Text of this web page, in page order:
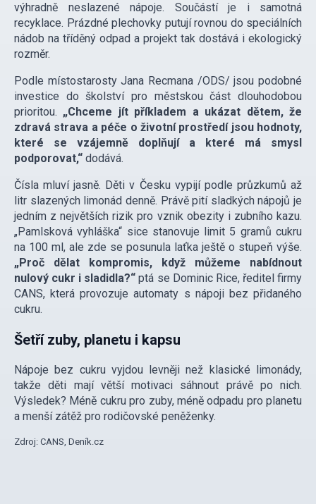
výhradně neslazené nápoje. Součástí je i samotná
recyklace. Prázdné plechovky putují rovnou do speciálních
nádob na tříděný odpad a projekt tak dostává i ekologický
rozměr.
Podle místostarosty Jana Recmana /ODS/ jsou podobné
investice do školství pro městskou část dlouhodobou
prioritou. „Chceme jít příkladem a ukázat dětem, že
zdravá strava a péče o životní prostředí jsou hodnoty,
které se vzájemně doplňují a které má smysl
podporovat,“ dodává.
Čísla mluví jasně. Děti v Česku vypijí podle průzkumů až
litr slazených limonád denně. Právě pití sladkých nápojů je
jedním z největších rizik pro vznik obezity i zubního kazu.
„Pamlsková vyhláška“ sice stanovuje limit 5 gramů cukru
na 100 ml, ale zde se posunula laťka ještě o stupeň výše.
„Proč dělat kompromis, když můžeme nabídnout
nulový cukr i sladidla?“ptá se Dominic Rice, ředitel firmy
CANS, která provozuje automaty s nápoji bez přidaného
cukru.
Šetří zuby, planetu i kapsu
Nápoje bez cukru vyjdou levněji než klasické limonády,
takže děti mají větší motivaci sáhnout právě po nich.
Výsledek? Méně cukru pro zuby, méně odpadu pro planetu
a menší zátěž pro rodičovské peněženky.
Zdroj: CANS, Deník.cz